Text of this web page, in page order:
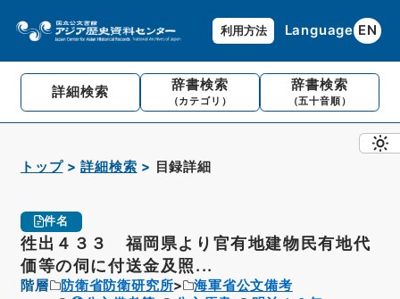
利用方法 Language EN
詳細検索 辞書検索
（カテゴリ）
辞書検索
（五十音順）
トップ 詳細検索 目録詳細
件名
徃出４３３ 福岡県より官有地建物民有地代
価等の伺に付送金及照...
階層 防衛省防衛研究所
海軍省公文備考